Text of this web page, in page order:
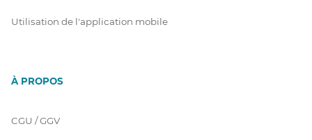
Utilisation de l'application mobile
À PROPOS
CGU / GGV